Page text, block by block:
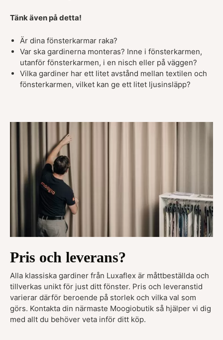
Tänk även på detta!
Är dina fönsterkarmar raka?
Var ska gardinerna monteras? Inne i fönsterkarmen,
utanför fönsterkarmen, i en nisch eller på väggen?
Vilka gardiner har ett litet avstånd mellan textilen och
fönsterkarmen, vilket kan ge ett litet ljusinsläpp?
Pris och leverans?
Alla klassiska gardiner från Luxaflex är måttbeställda och
tillverkas unikt för just ditt fönster. Pris och leveranstid
varierar därför beroende på storlek och vilka val som
görs. Kontakta din närmaste Moogiobutik så hjälper vi dig
med allt du behöver veta inför ditt köp.